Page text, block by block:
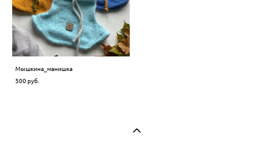
Мышкина_манишка
500 pуб.